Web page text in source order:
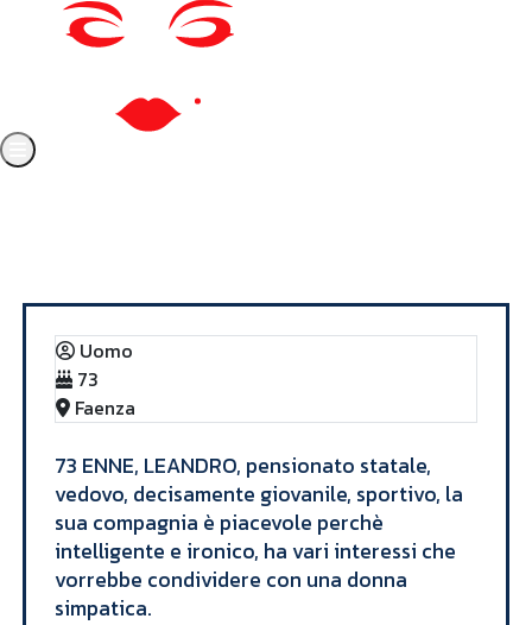
Annunci
Uomo
73
Faenza
​73 ENNE, LEANDRO, pensionato statale,
vedovo, decisamente giovanile, sportivo, la
sua compagnia è piacevole perchè
intelligente e ironico, ha vari interessi che
vorrebbe condividere con una donna
simpatica. ​